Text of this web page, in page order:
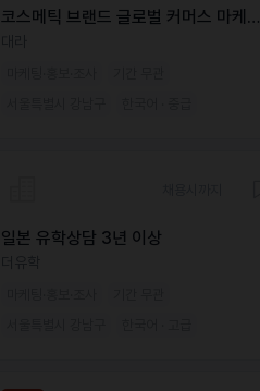
코스메틱 브랜드 글로벌 커머스 마케팅
일본 유학상담 3년 이상